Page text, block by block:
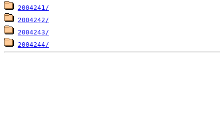
2004241/
2004242/
2004243/
2004244/